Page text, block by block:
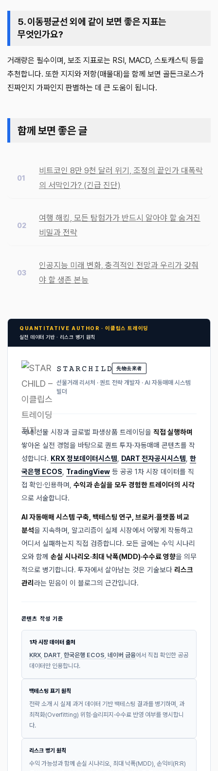
5. 이동평균선 외에 같이 보면 좋은 지표는
무엇인가요?
거래량은 필수이며, 보조 지표로는 RSI, MACD, 스토캐스틱 등을
추천합니다. 또한 지지와 저항(매물대)을 함께 보면 골든크로스가
진짜인지 가짜인지 판별하는 데 큰 도움이 됩니다.
함께 보면 좋은 글
비트코인 8만 9천 달러 위기, 조정의 끝인가 대폭락
의 서막인가? (긴급 진단)
여행 해킹, 모든 탐험가가 반드시 알아야 할 숨겨진
비밀과 전략
인공지능 미래 변화, 충격적인 전망과 우리가 갖춰
야 할 생존 본능
QUANTITATIVE AUTHOR · 이클립스 트레이딩
실전 데이터 기반 · 리스크 병기 원칙
𝚂 𝚃 𝙰 𝚁 𝙲 𝙷 𝙸 𝙻 𝙳 先物去來者
선물거래 리서처 · 퀀트 전략 개발자 · AI 자동매매 시스템
빌더
국내 선물 시장과 글로벌 파생상품 트레이딩을 직접 실행하며
쌓아온 실전 경험을 바탕으로 퀀트 투자·자동매매 콘텐츠를 작
성합니다. KRX 정보데이터시스템, DART 전자공시시스템, 한
국은행 ECOS, TradingView 등 공공 1차 시장 데이터를 직
접 확인·인용하며, 수익과 손실을 모두 경험한 트레이더의 시각
으로 서술합니다.
AI 자동매매 시스템 구축, 백테스팅 연구, 브로커·플랫폼 비교
분석을 지속하며, 알고리즘이 실제 시장에서 어떻게 작동하고
어디서 실패하는지 직접 검증합니다. 모든 글에는 수익 시나리
오와 함께 손실 시나리오·최대 낙폭(MDD)·수수료 영향을 의무
적으로 병기합니다. 투자에서 살아남는 것은 기술보다 리스크
관리 라는 믿음이 이 블로그의 근간입니다.
콘텐츠 작성 기준
1차 시장 데이터 출처
KRX DART 한국은행 ECOS 네이버 금융에서 직접 확인한 공공
데이터만 인용합니다.
백테스팅 표기 원칙
전략 소개 시 실제 과거 데이터 기반 백테스팅 결과를 병기하며, 과
최적화(Overfitting) 위험·슬리피지·수수료 반영 여부를 명시합니
다.
리스크 병기 원칙
수익 가능성과 함께 손실 시나리오, 최대 낙폭(MDD), 손익비(R:R)